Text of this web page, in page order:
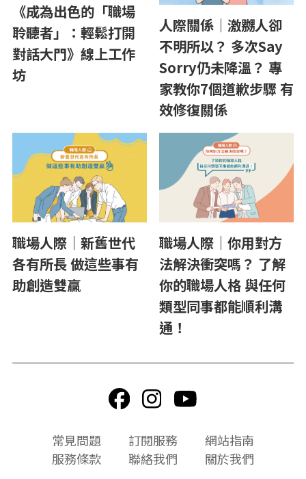
《成為出色的「職場
聆聽者」：輕鬆打開
對話大門》線上工作
坊
人際關係｜激嬲人卻
不明所以？ 多次Say
Sorry仍未降溫？ 專
家教你7個道歉步驟 有
效修復關係
職場人際｜新舊世代
各有所長 做這些事有
助創造雙贏
職場人際｜你用對方
法解決衝突嗎？ 了解
你的職場人格 與任何
類型同事都能順利溝
通！
常見問題 訂閱服務
網站指南
服務條款
聯絡我們 關於我們